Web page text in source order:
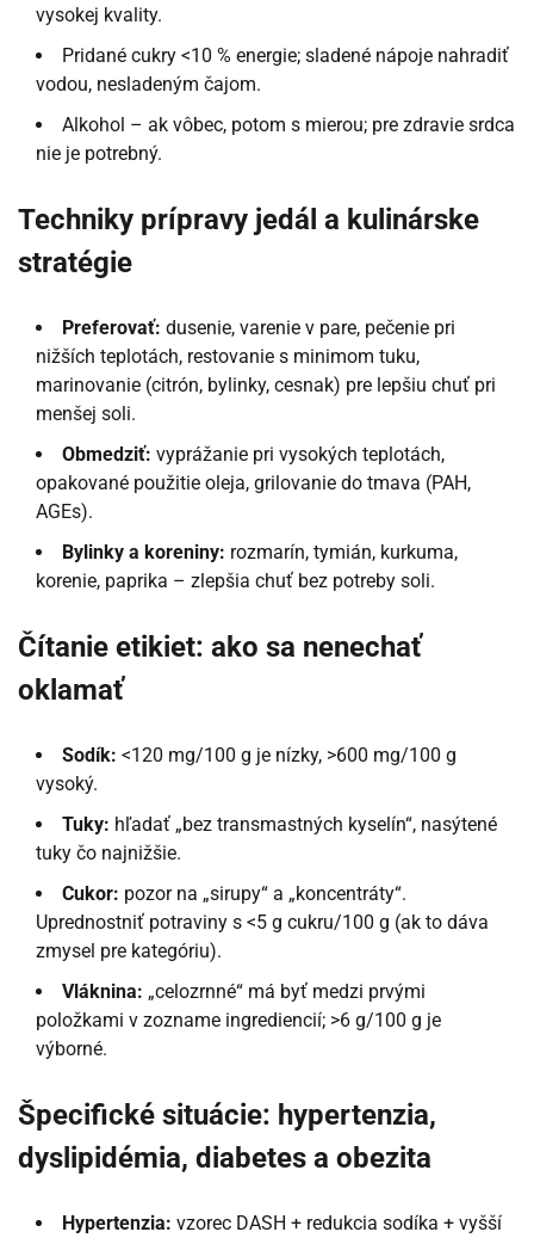
vysokej kvality.
Pridané cukry <10 % energie; sladené nápoje nahradiť
vodou, nesladeným čajom.
Alkohol – ak vôbec, potom s mierou; pre zdravie srdca
nie je potrebný.
Techniky prípravy jedál a kulinárske
stratégie
Preferovať: dusenie, varenie v pare, pečenie pri
nižších teplotách, restovanie s minimom tuku,
marinovanie (citrón, bylinky, cesnak) pre lepšiu chuť pri
menšej soli.
Obmedziť: vyprážanie pri vysokých teplotách,
opakované použitie oleja, grilovanie do tmava (PAH,
AGEs).
Bylinky a koreniny: rozmarín, tymián, kurkuma,
korenie, paprika – zlepšia chuť bez potreby soli.
Čítanie etikiet: ako sa nenechať
oklamať
Sodík: <120 mg/100 g je nízky, >600 mg/100 g
vysoký.
Tuky: hľadať „bez transmastných kyselín“, nasýtené
tuky čo najnižšie.
Cukor: pozor na „sirupy“ a „koncentráty“.
Uprednostniť potraviny s <5 g cukru/100 g (ak to dáva
zmysel pre kategóriu).
Vláknina: „celozrnné“ má byť medzi prvými
položkami v zozname ingrediencií; >6 g/100 g je
výborné.
Špecifické situácie: hypertenzia,
dyslipidémia, diabetes a obezita
Hypertenzia: vzorec DASH + redukcia sodíka + vyšší